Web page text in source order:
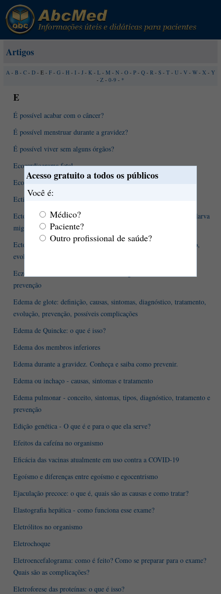
Acesso gratuito a todos os públicos
Você é:
Médico?
Paciente?
Outro profissional de saúde?
Artigos
A - B - C - D - E - F - G - H - I - J - K - L - M - N - O - P - Q - R - S - T - U - V - W - X - Y
- Z - 0-9 - *
E
É possível acabar com o câncer?
É possível menstruar durante a gravidez?
É possível viver sem alguns órgãos?
Ecocardiograma fetal
Ecocardiograma: você conhece o exame?
Ectima - como reconhecê-lo?
Ectoparasitas humanos: piolhos, carrapatos, pulga, sarna, chato e larva
migrans
Ectopia renal: definição, causas, sintomas, diagnóstico, tratamento,
evolução, prevenção, complicações
Eczema - conceito, sintomas, formas, diagnóstico, tratamento e
prevenção
Edema de glote: definição, causas, sintomas, diagnóstico, tratamento,
evolução, prevenção, possíveis complicações
Edema de Quincke: o que é isso?
Edema dos membros inferiores
Edema durante a gravidez. Conheça e saiba como prevenir.
Edema ou inchaço - causas, sintomas e tratamento
Edema pulmonar - conceito, sintomas, tipos, diagnóstico, tratamento e
prevenção
Edição genética - O que é e para o que ela serve?
Efeitos da cafeína no organismo
Eficácia das vacinas atualmente em uso contra a COVID-19
Egoísmo e diferenças entre egoísmo e egocentrismo
Ejaculação precoce: o que é, quais são as causas e como tratar?
Elastografia hepática - como funciona esse exame?
Eletrólitos no organismo
Eletrochoque
Eletroencefalograma: como é feito? Como se preparar para o exame?
Quais são as complicações?
Eletroforese das proteínas: o que é isso?